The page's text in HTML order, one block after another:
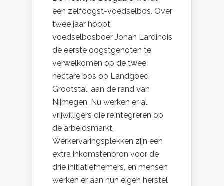
een zelfoogst-voedselbos. Over
twee jaar hoopt
voedselbosboer Jonah Lardinois
de eerste oogstgenoten te
verwelkomen op de twee
hectare bos op Landgoed
Grootstal, aan de rand van
Nijmegen. Nu werken er al
vrijwilligers die reïntegreren op
de arbeidsmarkt.
Werkervaringsplekken zijn een
extra inkomstenbron voor de
drie initiatiefnemers, en mensen
werken er aan hun eigen herstel